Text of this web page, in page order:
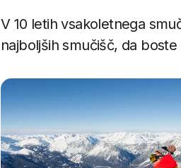
V 10 letih vsakoletnega
najboljših smučišč, da